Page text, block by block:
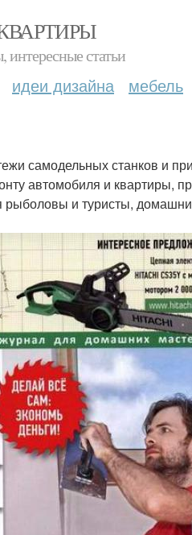
интересные статьи
идеи дизайна мебель
самодельных станков и
автомобиля и квартиры,
и туристы,